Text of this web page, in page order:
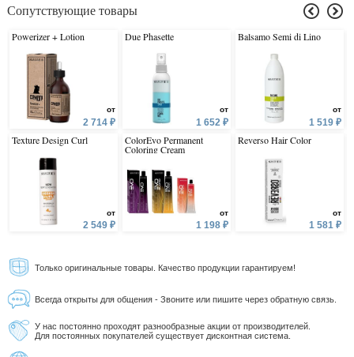
Сопутствующие товары
Powerizer + Lotion
от
2 714 ₽
Texture Design Curl
от
2 549 ₽
Due Phasette
от
1 652 ₽
ColorEvo Permanent
Coloring Cream
от
1 198 ₽
Balsamo Semi di Lino
от
1 519 ₽
Reverso Hair Color
от
1 581 ₽
Только оригинальные товары. Качество продукции гарантируем!
Всегда открыты для общения - Звоните или пишите через обратную связь.
У нас постоянно проходят разнообразные акции от производителей.
Для постоянных покупателей существует дисконтная система.